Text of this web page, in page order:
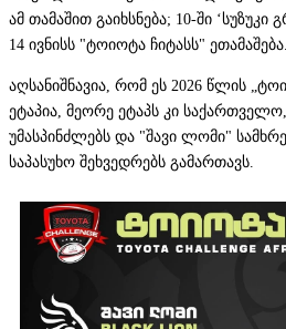
ამ თამაშით გაიხსნება; 10-ში
14 ივნისს "ტოიოტა ჩიტასს" ეთამაშება.
აღსანიშნავია, რომ ეს 2026 წლის
ეტაპია, მეორე ეტაპს კი
უმასპინძლებს და "შავი ლომი"
საპასუხო შეხვედრებს გამართავს.